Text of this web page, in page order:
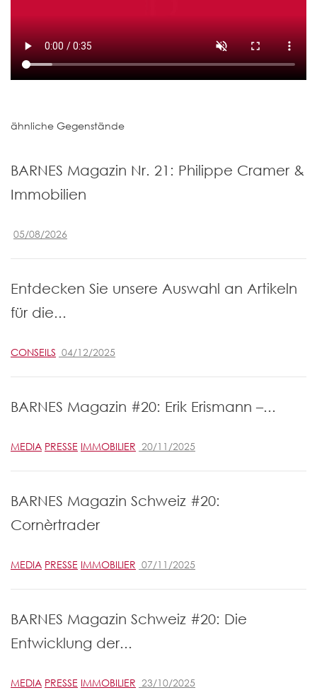
ähnliche Gegenstände
BARNES Magazin Nr. 21: Philippe Cramer &
Immobilien
05/08/2026
Entdecken Sie unsere Auswahl an Artikeln
für die...
CONSEILS 04/12/2025
BARNES Magazin #20: Erik Erismann –...
MEDIA PRESSE IMMOBILIER 20/11/2025
BARNES Magazin Schweiz #20:
Cornèrtrader
MEDIA PRESSE IMMOBILIER 07/11/2025
BARNES Magazin Schweiz #20: Die
Entwicklung der...
MEDIA PRESSE IMMOBILIER 23/10/2025